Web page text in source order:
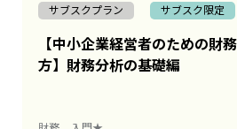
サブスクプラン サブスク限定
【中小企業経営者のための財
方】財務分析の基礎編